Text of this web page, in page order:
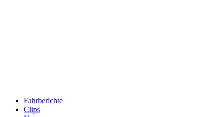
Fahrberichte
Clips